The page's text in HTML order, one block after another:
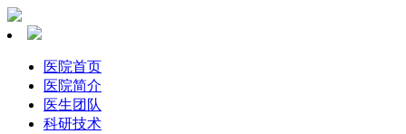
医院首页
医院简介
医生团队
科研技术